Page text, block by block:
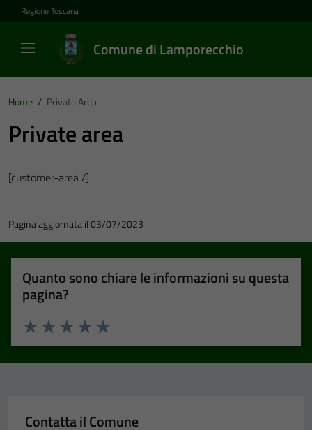
Vai ai contenuti
Vai al footer
Regione Toscana
Comune di Lamporecchio
Home / Private Area
Private area
[customer-area /]
Pagina aggiornata il 03/07/2023
Quanto sono chiare le informazioni su questa
pagina?
Valuta 5 stelle su 5
Valuta 4 stelle su 5
Valuta 3 stelle su 5
Valuta 2 stelle su 5
Valuta 1 stelle su 5
Contatta il Comune